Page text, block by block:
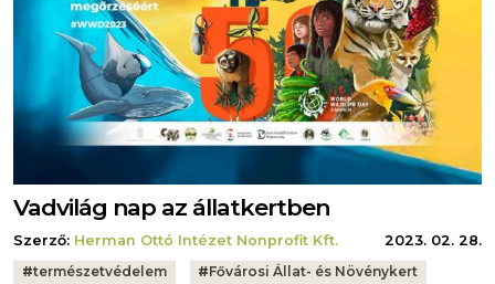
Vadvilág nap az állatkertben
Szerző: Herman Ottó Intézet Nonprofit Kft.
2023. 02. 28.
Tags:
#természetvédelem #Fővárosi Állat- és Növénykert